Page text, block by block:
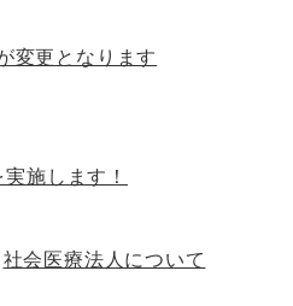
変更となります
施します！
社会医療法人について